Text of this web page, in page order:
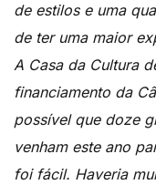
de estilos e uma
de ter uma maior
A Casa da Cultura
financiamento da
possível que doze
venham este ano
foi fácil. Haveria